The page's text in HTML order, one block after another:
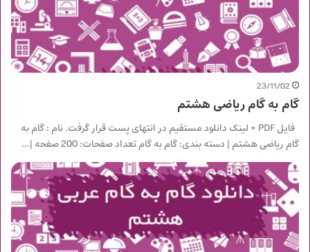
23/11/02
گام به گام ریاضی هشتم
فایل PDF + لینک دانلود مستقیم در انتهای پست قرار گرفت. نام : گام به
گام ریاضی هشتم | دسته بندی: گام به گام تعداد صفحات: 200 صفحه |…